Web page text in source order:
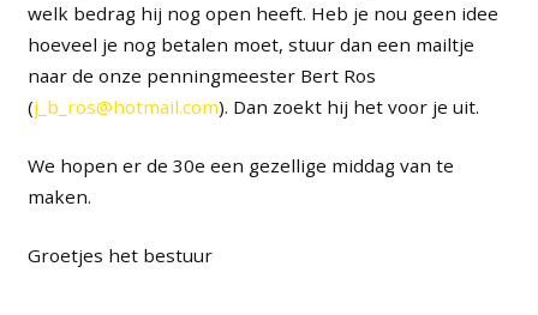
welk bedrag hij nog open heeft. Heb je nou geen idee
hoeveel je nog betalen moet, stuur dan een mailtje
naar de onze penningmeester Bert Ros
(j_b_ros@hotmail.com). Dan zoekt hij het voor je uit.
We hopen er de 30e een gezellige middag van te
maken.
Groetjes het bestuur